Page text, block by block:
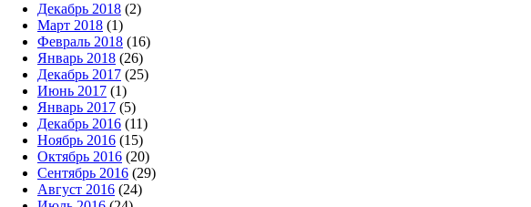
Декабрь 2018 (2)
Март 2018 (1)
Февраль 2018 (16)
Январь 2018 (26)
Декабрь 2017 (25)
Июнь 2017 (1)
Январь 2017 (5)
Декабрь 2016 (11)
Ноябрь 2016 (15)
Октябрь 2016 (20)
Сентябрь 2016 (29)
Август 2016 (24)